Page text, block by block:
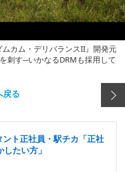
ムカム・デリバランスII』開発元
刺す─いかなるDRMも採用して
戻る
ト正社員・駅チカ「正社
たい方」